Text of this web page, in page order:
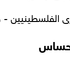
الفلسطينيين